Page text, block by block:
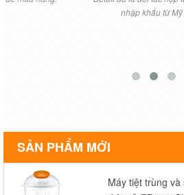
nhập khẩu từ Mỹ , Chúc công ty sẽ
Thanh Ba, Phú
SẢN PHẨM MỚI
Máy tiệt trùng